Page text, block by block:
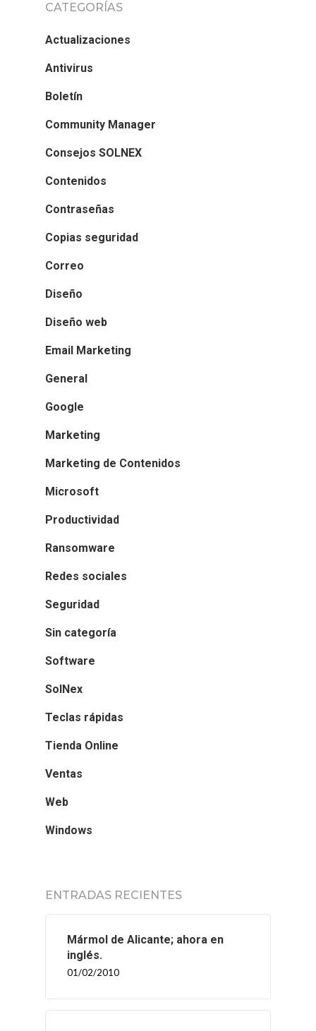
CATEGORÍAS
Actualizaciones
Antivirus
Boletín
Community Manager
Consejos SOLNEX
Contenidos
Contraseñas
Copias seguridad
Correo
Diseño
Diseño web
Email Marketing
General
Google
Marketing
Marketing de Contenidos
Microsoft
Productividad
Ransomware
Redes sociales
Seguridad
Sin categoría
Software
SolNex
Teclas rápidas
Tienda Online
Ventas
Web
Windows
ENTRADAS RECIENTES
Mármol de Alicante; ahora en
inglés.
01/02/2010